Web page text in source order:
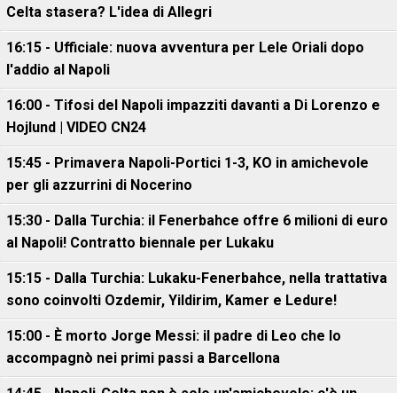
Celta stasera? L'idea di Allegri
16:15 - Ufficiale: nuova avventura per Lele Oriali dopo
l'addio al Napoli
16:00 - Tifosi del Napoli impazziti davanti a Di Lorenzo e
Hojlund | VIDEO CN24
15:45 - Primavera Napoli-Portici 1-3, KO in amichevole
per gli azzurrini di Nocerino
15:30 - Dalla Turchia: il Fenerbahce offre 6 milioni di euro
al Napoli! Contratto biennale per Lukaku
15:15 - Dalla Turchia: Lukaku-Fenerbahce, nella trattativa
sono coinvolti Ozdemir, Yildirim, Kamer e Ledure!
15:00 - È morto Jorge Messi: il padre di Leo che lo
accompagnò nei primi passi a Barcellona